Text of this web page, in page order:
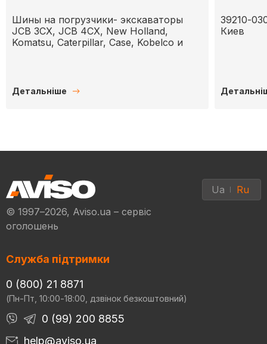
Шины на погрузчики- экскаваторы
JCB 3CX, JCB 4CX, New Holland,
Komatsu, Caterpillar, Сase, Kobelco и
Детальніше
39210-
Киев
© 1997–2026, Aviso.ua – сервіс
оголошень
Ua Ru
Служба підтримки
0 (800) 21 8871
(Пн-Пт, 10:00-18:00, дзвінок безкоштовний)
0 (99) 200 8855
help@aviso.ua